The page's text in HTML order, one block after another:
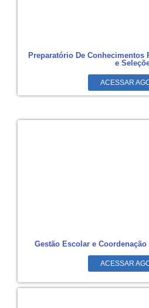
Preparatório De Conhecimentos
e
ACESSAR
Gestão Escolar e
ACESSAR